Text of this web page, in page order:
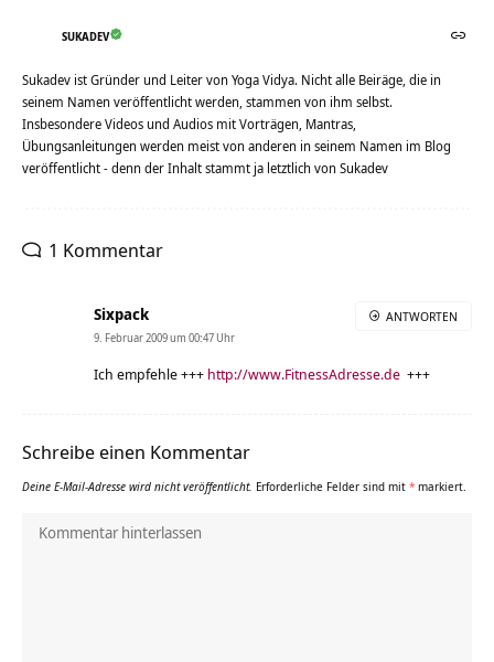
SUKADEV
Sukadev ist Gründer und Leiter von Yoga Vidya. Nicht alle Beiräge, die in
seinem Namen veröffentlicht werden, stammen von ihm selbst.
Insbesondere Videos und Audios mit Vorträgen, Mantras,
Übungsanleitungen werden meist von anderen in seinem Namen im Blog
veröffentlicht - denn der Inhalt stammt ja letztlich von Sukadev
1 Kommentar
Sixpack
9. Februar 2009 um 00:47 Uhr
Ich empfehle +++ http://www.FitnessAdresse.de +++
ANTWORTEN
Schreibe einen Kommentar
Deine E-Mail-Adresse wird nicht veröffentlicht. Erforderliche Felder sind mit * markiert.